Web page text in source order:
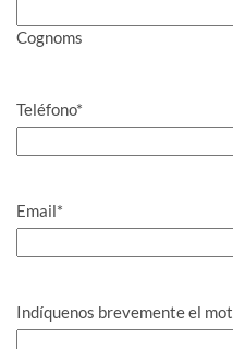
Cognoms
Teléfono*
Email*
Indíquenos brevemente el